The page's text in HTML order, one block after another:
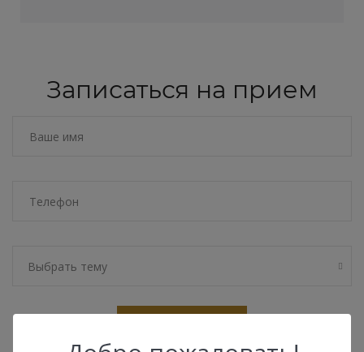
Записаться на прием
Выбрать тему